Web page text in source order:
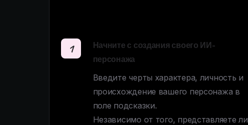
1
Начните с создания своего ИИ-
персонажа
Введите черты характера, личность и
происхождение вашего персонажа в
поле подсказки.
Независимо от того, представляете ли